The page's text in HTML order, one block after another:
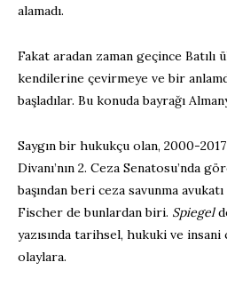
alamadı.
Fakat aradan zaman geçince Batılı
kendilerine çevirmeye ve bir
başladılar. Bu konuda bayrağı
Saygın bir hukukçu olan, 2000-
Divanı’nın 2. Ceza Senatosu’nda
başından beri ceza savunma
Fischer de bunlardan biri. Spiegel
yazısında tarihsel, hukuki ve
olaylara.